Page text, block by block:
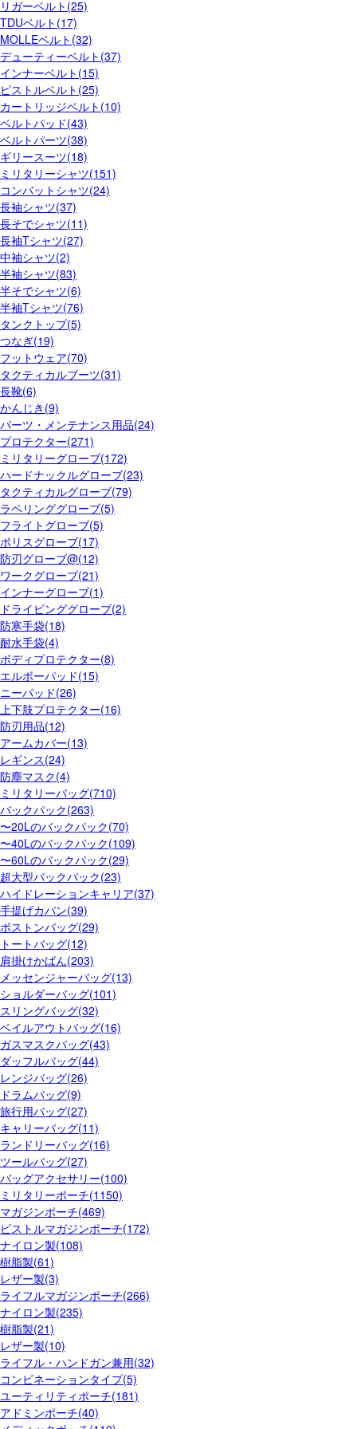
リガーベルト(25)
TDUベルト(17)
MOLLEベルト(32)
デューティーベルト(37)
インナーベルト(15)
ピストルベルト(25)
カートリッジベルト(10)
ベルトパッド(43)
ベルトパーツ(38)
ギリースーツ(18)
ミリタリーシャツ(151)
コンバットシャツ(24)
長袖シャツ(37)
長そでシャツ(11)
長袖Tシャツ(27)
中袖シャツ(2)
半袖シャツ(83)
半そでシャツ(6)
半袖Tシャツ(76)
タンクトップ(5)
つなぎ(19)
フットウェア(70)
タクティカルブーツ(31)
長靴(6)
かんじき(9)
パーツ・メンテナンス用品(24)
プロテクター(271)
ミリタリーグローブ(172)
ハードナックルグローブ(23)
タクティカルグローブ(79)
ラペリンググローブ(5)
フライトグローブ(5)
ポリスグローブ(17)
防刃グローブ@(12)
ワークグローブ(21)
インナーグローブ(1)
ドライビンググローブ(2)
防寒手袋(18)
耐水手袋(4)
ボディプロテクター(8)
エルボーパッド(15)
ニーパッド(26)
上下肢プロテクター(16)
防刃用品(12)
アームカバー(13)
レギンス(24)
防塵マスク(4)
ミリタリーバッグ(710)
バックパック(263)
〜20Lのバックパック(70)
〜40Lのバックパック(109)
〜60Lのバックパック(29)
超大型バックパック(23)
ハイドレーションキャリア(37)
手提げカバン(39)
ボストンバッグ(29)
トートバッグ(12)
肩掛けかばん(203)
メッセンジャーバッグ(13)
ショルダーバッグ(101)
スリングバッグ(32)
ベイルアウトバッグ(16)
ガスマスクバッグ(43)
ダッフルバッグ(44)
レンジバッグ(26)
ドラムバッグ(9)
旅行用バッグ(27)
キャリーバッグ(11)
ランドリーバッグ(16)
ツールバッグ(27)
バッグアクセサリー(100)
ミリタリーポーチ(1150)
マガジンポーチ(469)
ピストルマガジンポーチ(172)
ナイロン製(108)
樹脂製(61)
レザー製(3)
ライフルマガジンポーチ(266)
ナイロン製(235)
樹脂製(21)
レザー製(10)
ライフル・ハンドガン兼用(32)
コンビネーションタイプ(5)
ユーティリティポーチ(181)
アドミンポーチ(40)